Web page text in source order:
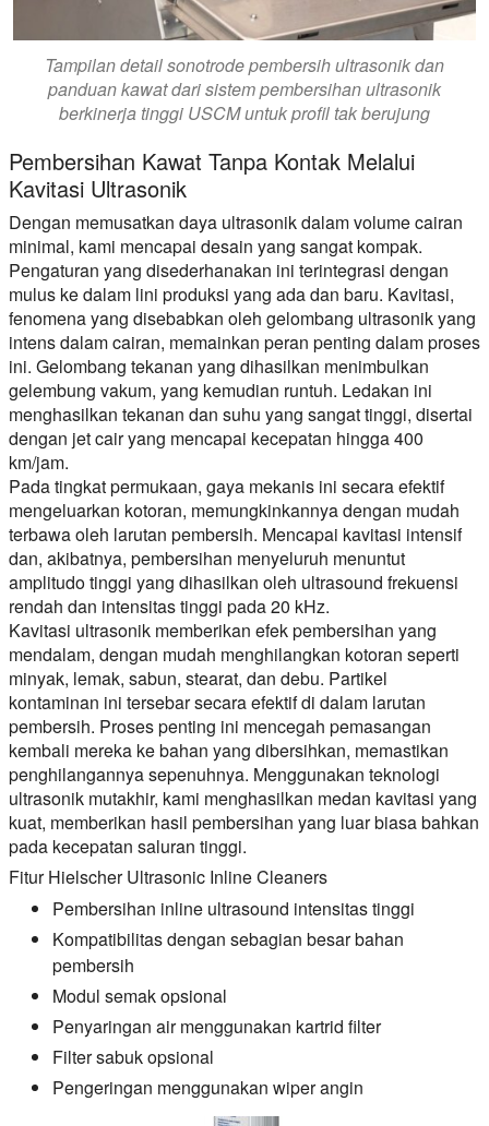
Tampilan detail sonotrode pembersih ultrasonik dan
panduan kawat dari sistem pembersihan ultrasonik
berkinerja tinggi USCM untuk profil tak berujung
Pembersihan Kawat Tanpa Kontak Melalui
Kavitasi Ultrasonik
Dengan memusatkan daya ultrasonik dalam volume cairan
minimal, kami mencapai desain yang sangat kompak.
Pengaturan yang disederhanakan ini terintegrasi dengan
mulus ke dalam lini produksi yang ada dan baru. Kavitasi,
fenomena yang disebabkan oleh gelombang ultrasonik yang
intens dalam cairan, memainkan peran penting dalam proses
ini. Gelombang tekanan yang dihasilkan menimbulkan
gelembung vakum, yang kemudian runtuh. Ledakan ini
menghasilkan tekanan dan suhu yang sangat tinggi, disertai
dengan jet cair yang mencapai kecepatan hingga 400
km/jam.
Pada tingkat permukaan, gaya mekanis ini secara efektif
mengeluarkan kotoran, memungkinkannya dengan mudah
terbawa oleh larutan pembersih. Mencapai kavitasi intensif
dan, akibatnya, pembersihan menyeluruh menuntut
amplitudo tinggi yang dihasilkan oleh ultrasound frekuensi
rendah dan intensitas tinggi pada 20 kHz.
Kavitasi ultrasonik memberikan efek pembersihan yang
mendalam, dengan mudah menghilangkan kotoran seperti
minyak, lemak, sabun, stearat, dan debu. Partikel
kontaminan ini tersebar secara efektif di dalam larutan
pembersih. Proses penting ini mencegah pemasangan
kembali mereka ke bahan yang dibersihkan, memastikan
penghilangannya sepenuhnya. Menggunakan teknologi
ultrasonik mutakhir, kami menghasilkan medan kavitasi yang
kuat, memberikan hasil pembersihan yang luar biasa bahkan
pada kecepatan saluran tinggi.
Fitur Hielscher Ultrasonic Inline Cleaners
Pembersihan inline ultrasound intensitas tinggi
Kompatibilitas dengan sebagian besar bahan
pembersih
Modul semak opsional
Penyaringan air menggunakan kartrid filter
Filter sabuk opsional
Pengeringan menggunakan wiper angin